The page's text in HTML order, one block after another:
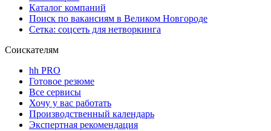
Каталог компаний
Поиск по вакансиям в Великом Новгороде
Сетка: соцсеть для нетворкинга
Соискателям
hh PRO
Готовое резюме
Все сервисы
Хочу у вас работать
Производственный календарь
Экспертная рекомендация